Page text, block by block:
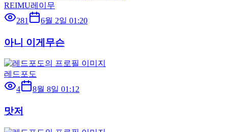
REIMU레이무
281
6월 2일 01:20
아니 이게무슨
레드포도
4
8월 8일 01:12
맛저